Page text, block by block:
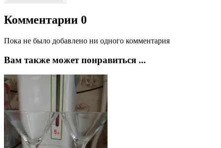
Комментарии 0
Пока не было добавлено ни одного комментария
Вам также может понравиться ...